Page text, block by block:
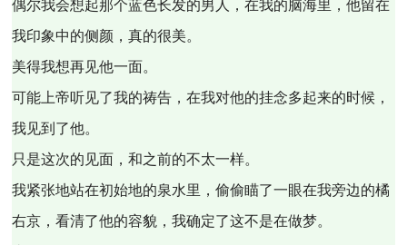
偶尔我会想起那个蓝色长发的男人，在我的脑海里，他留在
我印象中的侧颜，真的很美。
美得我想再见他一面。
可能上帝听见了我的祷告，在我对他的挂念多起来的时候，
我见到了他。
只是这次的见面，和之前的不太一样。
我紧张地站在初始地的泉水里，偷偷瞄了一眼在我旁边的橘
右京，看清了他的容貌，我确定了这不是在做梦。